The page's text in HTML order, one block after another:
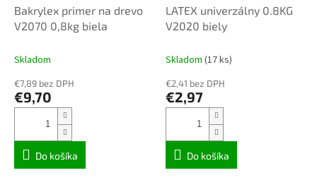
Bakrylex primer na drevo
V2070 0,8kg biela
Skladom
€7,89 bez DPH
€9,70
Do košíka
LATEX univerzálny 0.8KG
V2020 biely
Skladom (17 ks)
€2,41 bez DPH
€2,97
Do košíka